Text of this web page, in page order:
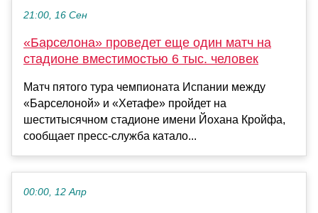
21:00, 16 Сен
«Барселона» проведет еще один матч на
стадионе вместимостью 6 тыс. человек
Матч пятого тура чемпионата Испании между
«Барселоной» и «Хетафе» пройдет на
шеститысячном стадионе имени Йохана Кройфа,
сообщает пресс-служба катало...
00:00, 12 Апр